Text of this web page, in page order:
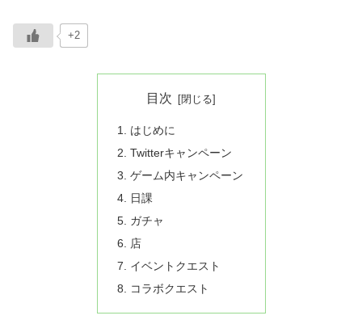
+2
目次
はじめに
Twitterキャンペーン
ゲーム内キャンペーン
日課
ガチャ
店
イベントクエスト
コラボクエスト